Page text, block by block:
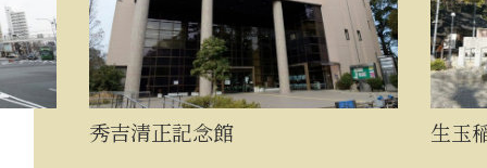
生玉稲荷神社 徳川